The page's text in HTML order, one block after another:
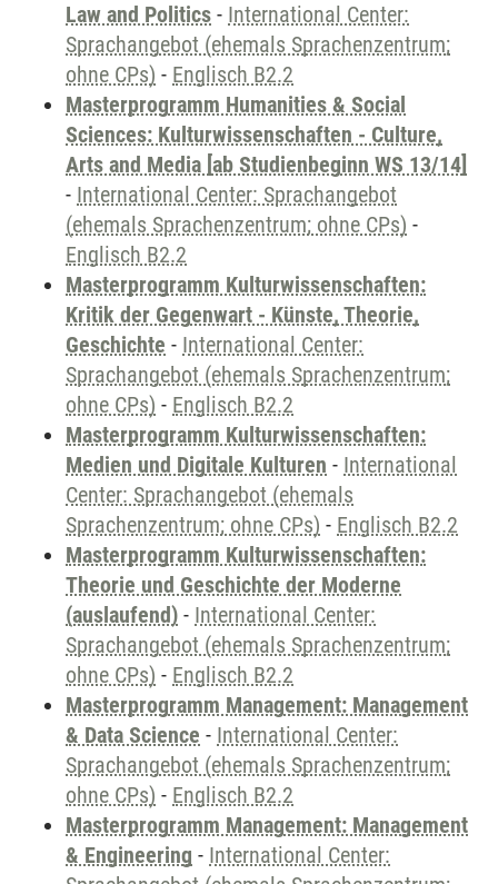
Law and Politics - International Center:
Sprachangebot (ehemals Sprachenzentrum;
ohne CPs) - Englisch B2.2
Masterprogramm Humanities & Social
Sciences: Kulturwissenschaften - Culture,
Arts and Media [ab Studienbeginn WS 13/14]
- International Center: Sprachangebot
(ehemals Sprachenzentrum; ohne CPs) -
Englisch B2.2
Masterprogramm Kulturwissenschaften:
Kritik der Gegenwart - Künste, Theorie,
Geschichte - International Center:
Sprachangebot (ehemals Sprachenzentrum;
ohne CPs) - Englisch B2.2
Masterprogramm Kulturwissenschaften:
Medien und Digitale Kulturen - International
Center: Sprachangebot (ehemals
Sprachenzentrum; ohne CPs) - Englisch B2.2
Masterprogramm Kulturwissenschaften:
Theorie und Geschichte der Moderne
(auslaufend) - International Center:
Sprachangebot (ehemals Sprachenzentrum;
ohne CPs) - Englisch B2.2
Masterprogramm Management: Management
& Data Science - International Center:
Sprachangebot (ehemals Sprachenzentrum;
ohne CPs) - Englisch B2.2
Masterprogramm Management: Management
& Engineering - International Center: